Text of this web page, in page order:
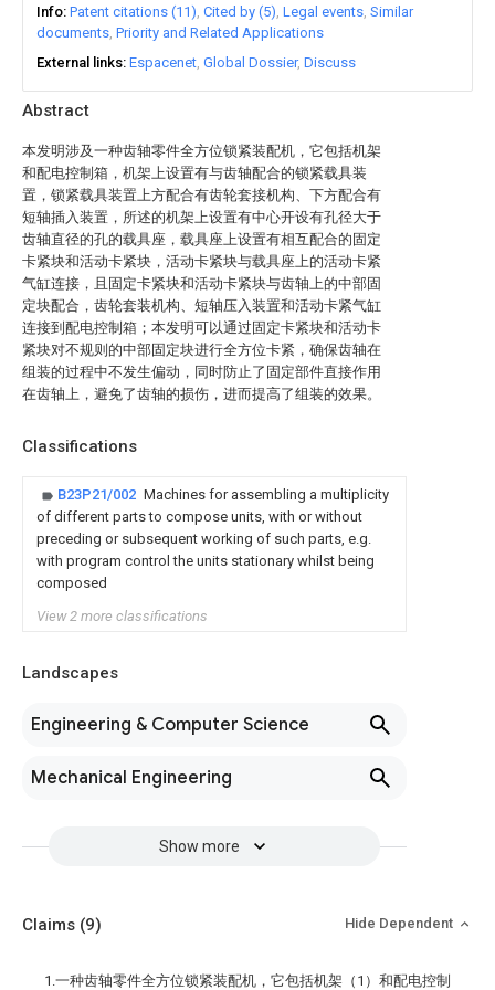
Abstract
本发明涉及一种齿轴零件全方位锁紧装配机，它包括机架
和配电控制箱，机架上设置有与齿轴配合的锁紧载具装
置，锁紧载具装置上方配合有齿轮套接机构、下方配合有
短轴插入装置，所述的机架上设置有中心开设有孔径大于
齿轴直径的孔的载具座，载具座上设置有相互配合的固定
卡紧块和活动卡紧块，活动卡紧块与载具座上的活动卡紧
气缸连接，且固定卡紧块和活动卡紧块与齿轴上的中部固
定块配合，齿轮套装机构、短轴压入装置和活动卡紧气缸
连接到配电控制箱；本发明可以通过固定卡紧块和活动卡
紧块对不规则的中部固定块进行全方位卡紧，确保齿轴在
组装的过程中不发生偏动，同时防止了固定部件直接作用
在齿轴上，避免了齿轴的损伤，进而提高了组装的效果。
Classifications
B23P21/002 Machines for assembling a multiplicity
of different parts to compose units, with or without
preceding or subsequent working of such parts, e.g.
with program control the units stationary whilst being
composed
View 2 more classifications
Landscapes
Engineering & Computer Science
Mechanical Engineering
Show more
Info Patent citations (11) Cited by (5) Legal events Similar
documents Priority and Related Applications
External links Espacenet Global Dossier Discuss
Claims (9) Hide Dependent
1.一种齿轴零件全方位锁紧装配机，它包括机架（1）和配电控制